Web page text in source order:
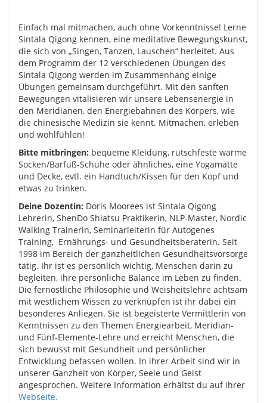
Einfach mal mitmachen, auch ohne Vorkenntnisse! Lerne
Sintala Qigong kennen, eine meditative Bewegungskunst,
die sich von „Singen, Tanzen, Lauschen“ herleitet. Aus
dem Programm der 12 verschiedenen Übungen des
Sintala Qigong werden im Zusammenhang einige
Übungen gemeinsam durchgeführt. Mit den sanften
Bewegungen vitalisieren wir unsere Lebensenergie in
den Meridianen, den Energiebahnen des Körpers, wie
die chinesische Medizin sie kennt. Mitmachen, erleben
und wohlfühlen!
Bitte mitbringen: bequeme Kleidung, rutschfeste warme
Socken/Barfuß-Schuhe oder ähnliches, eine Yogamatte
und Decke, evtl. ein Handtuch/Kissen für den Kopf und
etwas zu trinken.
Deine Dozentin: Doris Moorees ist Sintala Qigong
Lehrerin, ShenDo Shiatsu Praktikerin, NLP-Master, Nordic
Walking Trainerin, Seminarleiterin für Autogenes
Training, Ernährungs- und Gesundheitsberaterin. Seit
1998 im Bereich der ganzheitlichen Gesundheitsvorsorge
tätig. Ihr ist es persönlich wichtig, Menschen darin zu
begleiten, ihre persönliche Balance im Leben zu finden.
Die fernöstliche Philosophie und Weisheitslehre achtsam
mit westlichem Wissen zu verknüpfen ist ihr dabei ein
besonderes Anliegen. Sie ist begeisterte Vermittlerin von
Kenntnissen zu den Themen Energiearbeit, Meridian-
und Fünf-Elemente-Lehre und erreicht Menschen, die
sich bewusst mit Gesundheit und persönlicher
Entwicklung befassen wollen. In ihrer Arbeit sind wir in
unserer Ganzheit von Körper, Seele und Geist
angesprochen. Weitere Information erhältst du auf ihrer
Webseite.